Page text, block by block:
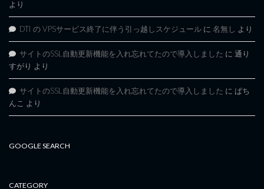
より
DTI の VPSサービス終了に伴う引っ越しスケジュール に 名無し より
サイトのSSL自動更新機能を入れ忘れてたので導入しました に 通り
すがり より
サイトのSSL自動更新機能を入れ忘れてたので導入しました に ぱち
んこ より
GOOGLE SEARCH
CATEGORY